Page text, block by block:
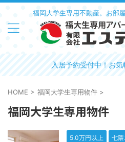
福岡大学生専用不動産。お部
入居予約受付中！お気
HOME > 福岡大学生専用物件 >
福岡大学生専用物件
5.0万円以上 七